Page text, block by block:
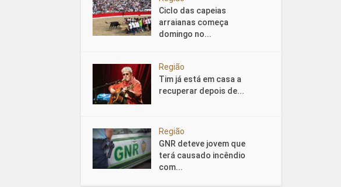
Ciclo das capeias
arraianas começa
domingo no...
Região
Tim já está em casa a
recuperar depois de...
Região
GNR deteve jovem que
terá causado incêndio
com...